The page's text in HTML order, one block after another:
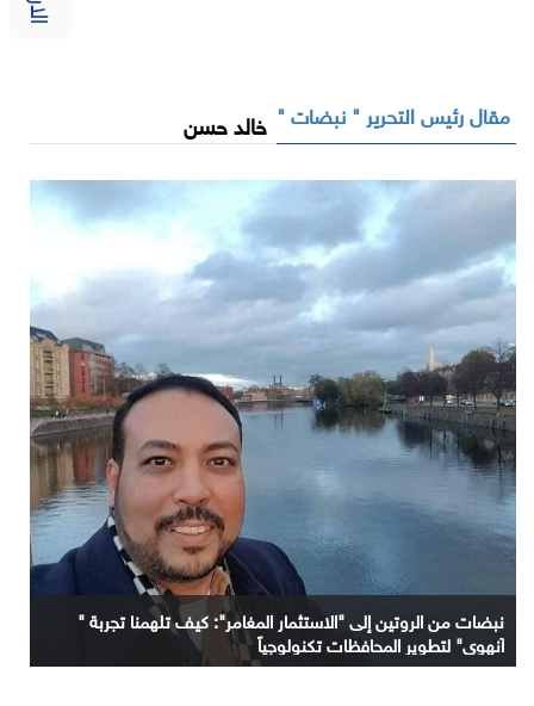
مقال رئيس التحرير " نبضات " خالد حسن
نبضات من الروتين إلى "الاستثمار المغامر": كيف تلهمنا تجربة "
آنهوي" لتطوير المحافظات تكنولوجياً